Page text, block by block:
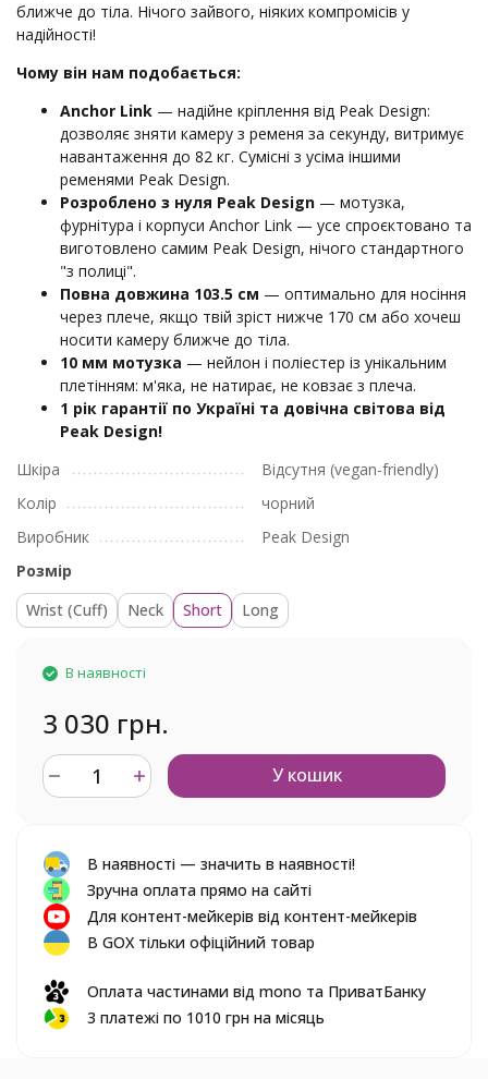
ближче до тіла. Нічого зайвого, ніяких компромісів у
надійності!
Чому він нам подобається:
Anchor Link — надійне кріплення від Peak Design:
дозволяє зняти камеру з ременя за секунду, витримує
навантаження до 82 кг. Сумісні з усіма іншими
ременями Peak Design.
Розроблено з нуля Peak Design — мотузка,
фурнітура і корпуси Anchor Link — усе спроєктовано та
виготовлено самим Peak Design, нічого стандартного
"з полиці".
Повна довжина 103.5 см — оптимально для носіння
через плече, якщо твій зріст нижче 170 см або хочеш
носити камеру ближче до тіла.
10 мм мотузка — нейлон і поліестер із унікальним
плетінням: м'яка, не натирає, не ковзає з плеча.
1 рік гарантії по Україні та довічна світова від
Peak Design!
Шкіра
Відсутня (vegan-friendly)
Колір
чорний
Виробник
Peak Design
Розмір
Wrist (Cuff)
Neck Short Long
В наявності
3 030 грн.
У кошик
В наявності — значить в наявності!
Зручна оплата прямо на сайті
Для контент-мейкерів від контент-мейкерів
В GOX тільки офіційний товар
Оплата частинами від mono та ПриватБанку
3 платежі по 1010 грн на місяць